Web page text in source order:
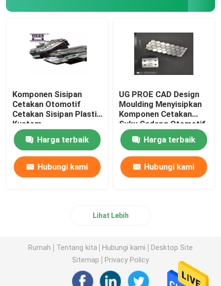
Komponen Sisipan
Cetakan Otomotif
Cetakan Sisipan Plastik
Kustom
Harga terbaik
Hubungi kami
UG PROE CAD Design
Moulding Menyisipkan
Komponen Cetakan
Suku Cadang Otomotif
Harga terbaik
Hubungi kami
Lihat Lebih
Rumah Tentang kita Hubungi kami
Desktop Site
Sitemap
Privacy Policy